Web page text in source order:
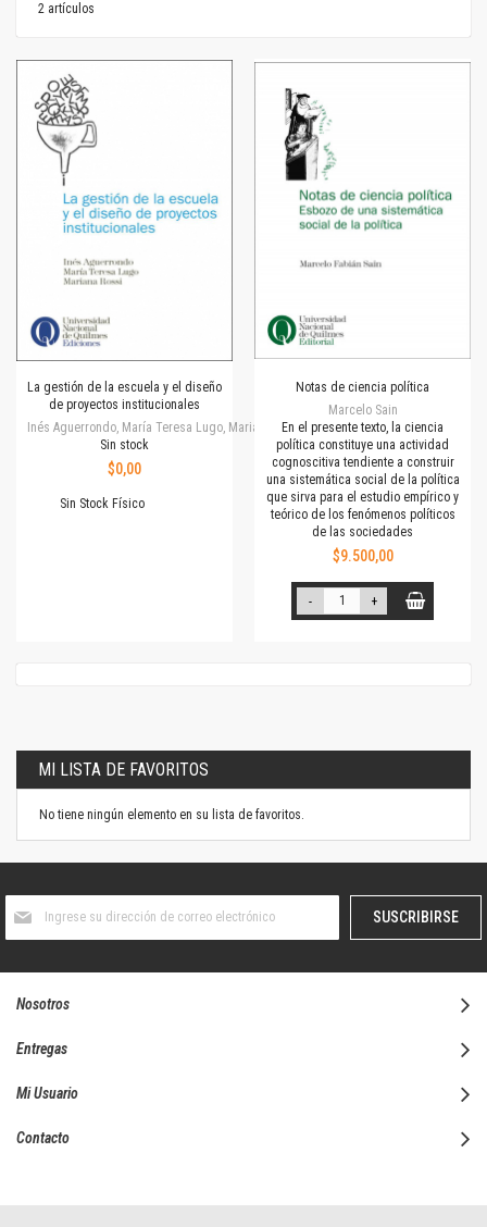
2 artículos
La gestión de la escuela y el diseño
de proyectos institucionales
Inés Aguerrondo, María Teresa Lugo, Mariana Rossi
Sin stock
$0,00
Sin Stock Físico
Notas de ciencia política
Marcelo Sain
En el presente texto, la ciencia
política constituye una actividad
cognoscitiva tendiente a construir
una sistemática social de la política
que sirva para el estudio empírico y
teórico de los fenómenos políticos
de las sociedades
$9.500,00
- +
MI LISTA DE FAVORITOS
No tiene ningún elemento en su lista de favoritos.
boletín
SUSCRIBIRSE
Nosotros
Entregas
Mi Usuario
Contacto